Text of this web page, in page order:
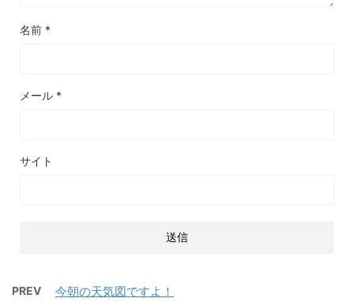
名前 *
メール *
サイト
PREV 今朝の天気図ですよ！